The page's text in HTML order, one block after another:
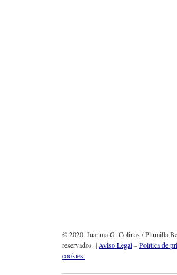
© 2020. Juanma G. Colinas / Plumilla
reservados. |Aviso Legal–Política de
cookies.